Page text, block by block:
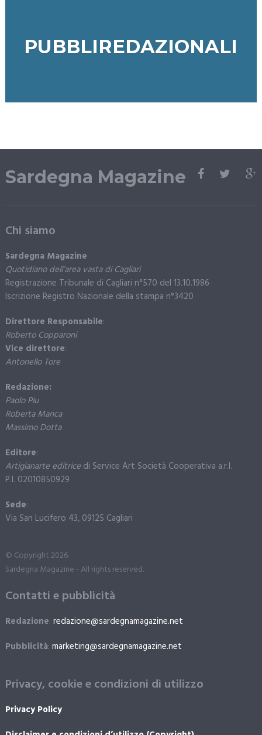
PUBBLIREDAZIONALI
Sardegna Magazine
Chi siamo
Sardegna Magazine
Quotidiano dell’area vasta di Cagliari
Registrazione Tribunale di Cagliari n°570 del 13.10.1986
Iscrizione Registro Nazionale della stampa n°3420
Direttore Responsabile:
Roberto Copparoni
Vice direttore:
Antonello Tore
Redazione:
Paolo Piu
Roberta Manca
Massimo Dotta
Editore:
Artigianarte editricedi Service Art Società Cooperativa a.r.l.
P.I. 02010850929
Sede:
Via San Lucifero 43, 09125 Cagliari
© Copyright 2026.
Sardegna Magazine - All rights reserved.
Contatti e pubblicità
Redazione: redazione@sardegnamagazine.net
Pubblicità: marketing@sardegnamagazine.net
Privacy, cookie e condizioni di utilizzo
Privacy Policy